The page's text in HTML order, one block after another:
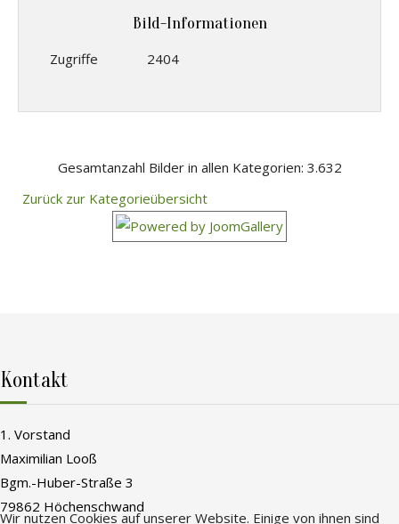
Bild-Informationen
Zugriffe 2404
Gesamtanzahl Bilder in allen Kategorien: 3.632
Zurück zur Kategorieübersicht
Kontakt
1. Vorstand
Maximilian Looß
Bgm.-Huber-Straße 3
79862 Höchenschwand
Wir nutzen Cookies auf unserer Website. Einige von ihnen sind